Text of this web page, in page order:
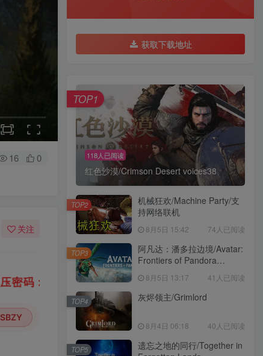
16 0
关注
“WWW.XDGAME.COM” 或 “SBZY” （纯
SBZY
获取下载地址
118人已阅读
红色沙漠/Crimson Desert voices38
TOP1
机械狂欢/Machine Party/支
持网络联机
8月5日 15:42 74人已阅读
TOP2
阿凡达：潘多拉边境/Avatar:
Frontiers of Pandora
8月5日 13:17 41人已阅读
TOP3
灰烬领主/Grimlord
8月4日 06:18 40人已阅读
TOP4
遗忘之地的同行/Together in
TOP5